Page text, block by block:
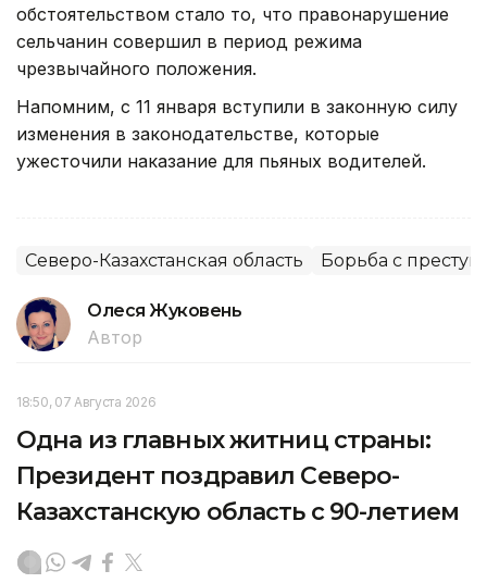
обстоятельством стало то, что правонарушение
сельчанин совершил в период режима
чрезвычайного положения.
Напомним, с 11 января вступили в законную силу
изменения в законодательстве, которые
ужесточили наказание для пьяных водителей.
Северо-Казахстанская область Борьба с
Олеся Жуковень
Автор
18:50, 07 Августа 2026
Одна из главных житниц страны:
Президент поздравил Северо-
Казахстанскую область с 90-летием